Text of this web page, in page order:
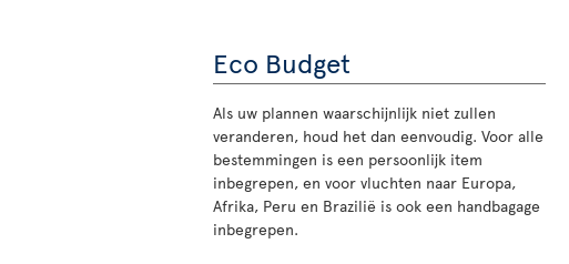
Eco Budget
Als uw plannen waarschijnlijk niet zullen
veranderen, houd het dan eenvoudig. Voor alle
bestemmingen is een persoonlijk item
inbegrepen, en voor vluchten naar Europa,
Afrika, Peru en Brazilië is ook een handbagage
inbegrepen.